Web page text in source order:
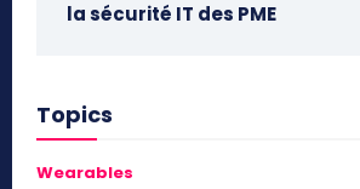
la sécurité IT des PME
Topics
Wearables